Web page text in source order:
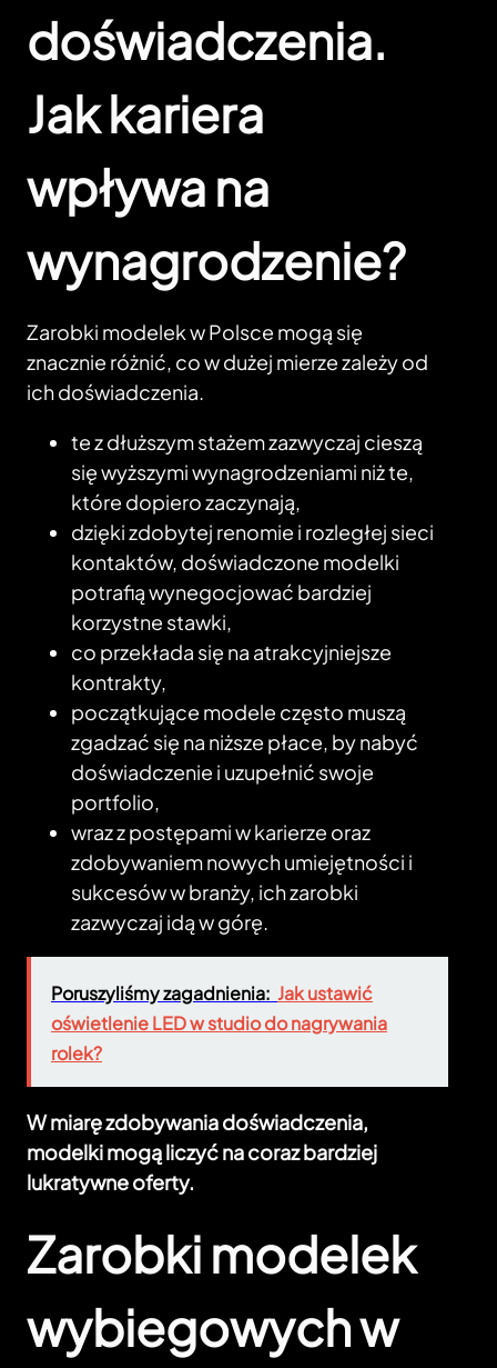
doświadczenia.
Jak kariera
wpływa na
wynagrodzenie?
Zarobki modelek w Polsce mogą się
znacznie różnić, co w dużej mierze zależy od
ich doświadczenia.
te z dłuższym stażem zazwyczaj cieszą
się wyższymi wynagrodzeniami niż te,
które dopiero zaczynają,
dzięki zdobytej renomie i rozległej sieci
kontaktów, doświadczone modelki
potrafią wynegocjować bardziej
korzystne stawki,
co przekłada się na atrakcyjniejsze
kontrakty,
początkujące modele często muszą
zgadzać się na niższe płace, by nabyć
doświadczenie i uzupełnić swoje
portfolio,
wraz z postępami w karierze oraz
zdobywaniem nowych umiejętności i
sukcesów w branży, ich zarobki
zazwyczaj idą w górę.
Poruszyliśmy zagadnienia: Jak ustawić
oświetlenie LED w studio do nagrywania
rolek?
W miarę zdobywania doświadczenia,
modelki mogą liczyć na coraz bardziej
lukratywne oferty.
Zarobki modelek
wybiegowych w